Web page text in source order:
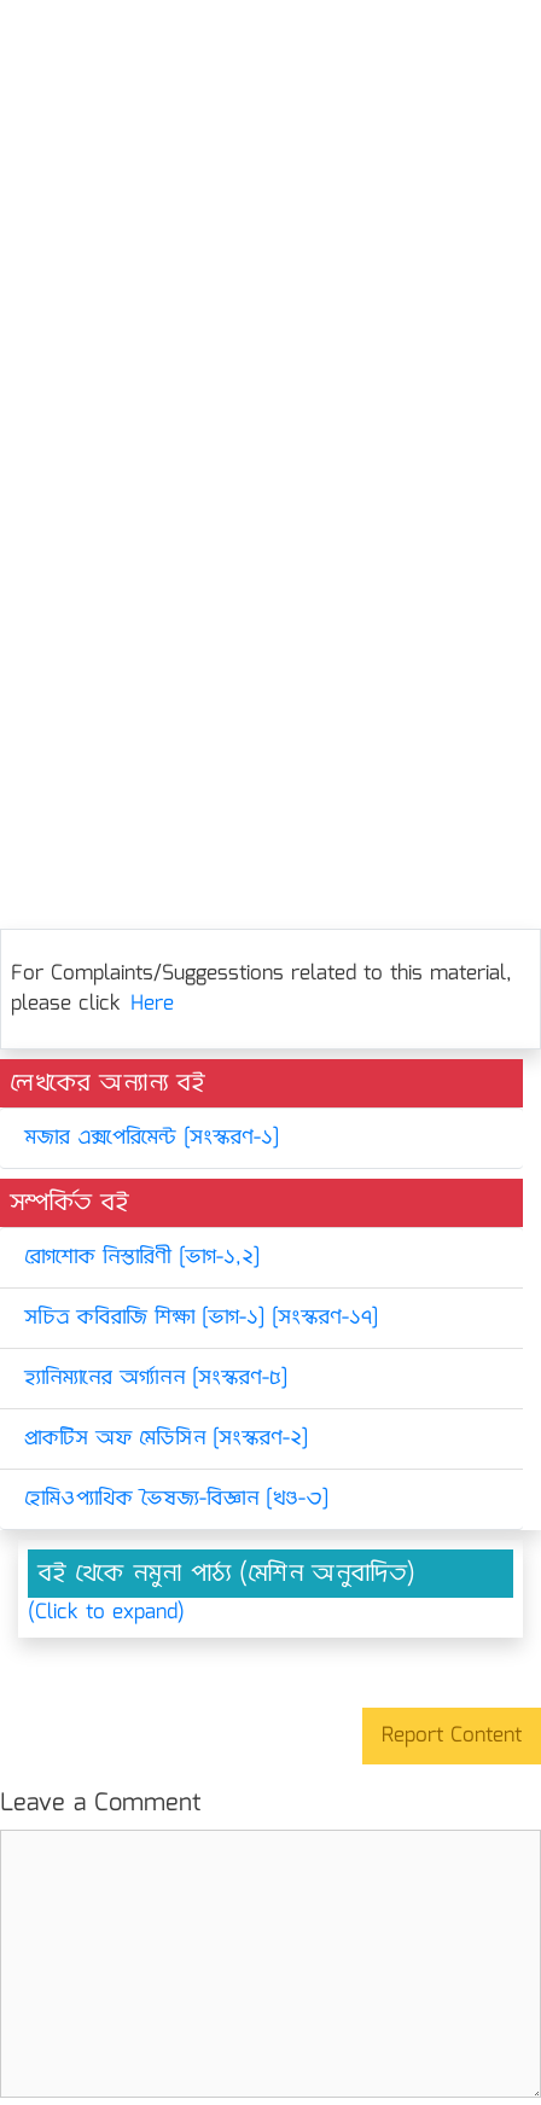
For Complaints/Suggesstions related to this material,
please click Here
লেখকের অন্যান্য বই
মজার এক্সপেরিমেন্ট [সংস্করণ-১]
সম্পর্কিত বই
রোগশোক নিস্তারিণী [ভাগ-১,২]
সচিত্র কবিরাজি শিক্ষা [ভাগ-১] [সংস্করণ-১৭]
হ্যানিম্যানের অর্গ্যানন [সংস্করণ-৫]
প্রাকটিস অফ মেডিসিন [সংস্করণ-২]
হোমিওপ্যাথিক ভৈষজ্য-বিজ্ঞান [খণ্ড-৩]
বই থেকে নমুনা পাঠ্য (মেশিন অনুবাদিত)
(Click to expand)
Report Content
Leave a Comment